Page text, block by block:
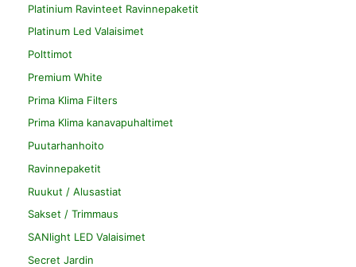
Platinium Ravinteet Ravinnepaketit
Platinum Led Valaisimet
Polttimot
Premium White
Prima Klima Filters
Prima Klima kanavapuhaltimet
Puutarhanhoito
Ravinnepaketit
Ruukut / Alusastiat
Sakset / Trimmaus
SANlight LED Valaisimet
Secret Jardin